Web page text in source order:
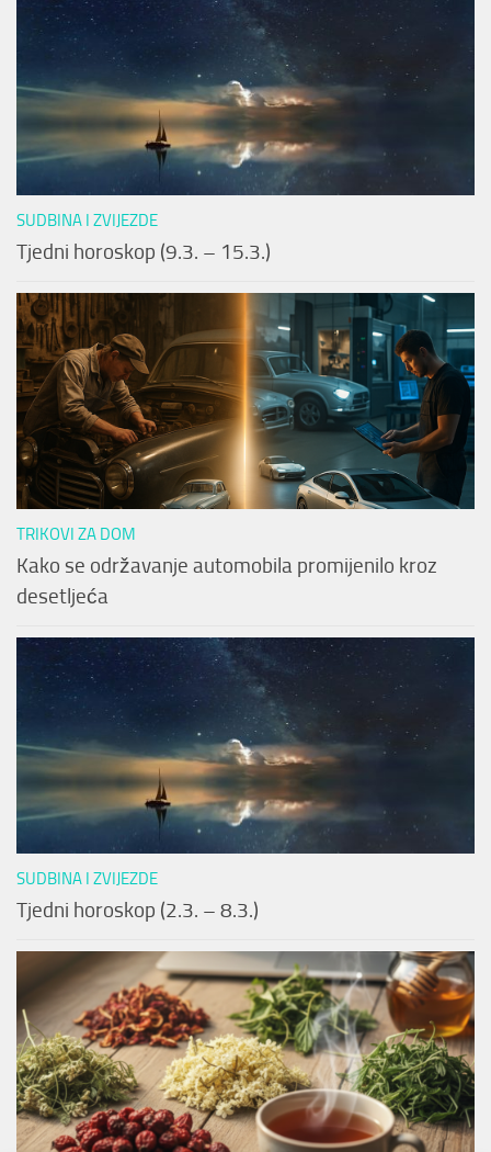
SUDBINA I ZVIJEZDE
Tjedni horoskop (9.3. – 15.3.)
TRIKOVI ZA DOM
Kako se održavanje automobila promijenilo kroz
desetljeća
SUDBINA I ZVIJEZDE
Tjedni horoskop (2.3. – 8.3.)